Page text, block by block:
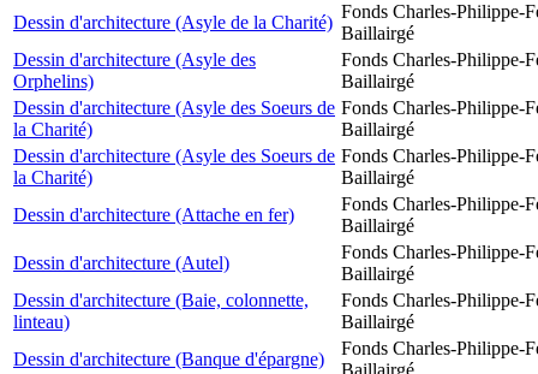
Dessin d'architecture (Asyle de la Charité)
Fonds Charles-Philippe-
Baillairgé
Dessin d'architecture (Asyle des
Orphelins)
Fonds Charles-Philippe-
Baillairgé
Dessin d'architecture (Asyle des Soeurs de
la Charité)
Fonds Charles-Philippe-
Baillairgé
Dessin d'architecture (Asyle des Soeurs de
la Charité)
Fonds Charles-Philippe-
Baillairgé
Dessin d'architecture (Attache en fer)
Fonds Charles-Philippe-
Baillairgé
Dessin d'architecture (Autel)
Fonds Charles-Philippe-
Baillairgé
Dessin d'architecture (Baie, colonnette,
linteau)
Fonds Charles-Philippe-
Baillairgé
Dessin d'architecture (Banque d'épargne)
Fonds Charles-Philippe-
Baillairgé